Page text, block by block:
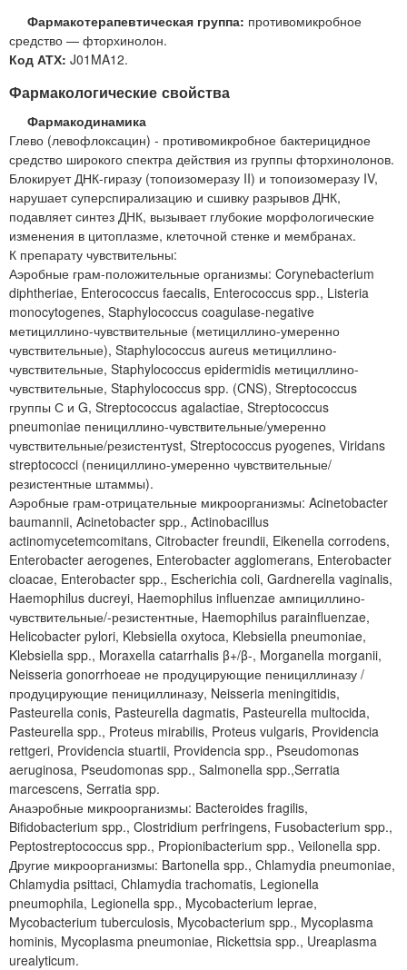
Фармакотерапевтическая группа: противомикробное
средство — фторхинолон.
Код АТХ: J01MA12.
Фармакологические свойства
Фармакодинамика
Глево (левофлоксацин) - противомикробное бактерицидное
средство широкого спектра действия из группы фторхинолонов.
Блокирует ДНК-гиразу (топоизомеразу II) и топоизомеразу IV,
нарушает суперспирализацию и сшивку разрывов ДНК,
подавляет синтез ДНК, вызывает глубокие морфологические
изменения в цитоплазме, клеточной стенке и мембранах.
К препарату чувствительны:
Аэробные грам-положительные организмы: Corynebacterium
diphtheriae, Enterococcus faecalis, Enterococcus spp., Listeria
monocytogenes, Staphylococcus coagulase-negative
метициллино-чувствительные (метициллино-умеренно
чувствительные), Staphylococcus aureus метициллино-
чувствительные, Staphylococcus epidermidis метициллино-
чувствительные, Staphylococcus spp. (CNS), Streptococcus
группы С и G, Streptococcus agalactiae, Streptococcus
pneumoniae пенициллино-чувствительные/умеренно
чувствительные/резистентyst, Streptococcus pyogenes, Viridans
streptococci (пенициллино-умеренно чувствительные/
резистентные штаммы).
Аэробные грам-отрицательные микроорганизмы: Acinetobacter
baumannii, Acinetobacter spp., Actinobacillus
actinomycetemcomitans, Citrobacter freundii, Eikenella corrodens,
Enterobacter aerogenes, Enterobacter agglomerans, Enterobacter
cloacae, Enterobacter spp., Escherichia coli, Gardnerella vaginalis,
Haemophilus ducreyi, Haemophilus influenzae ампициллино-
чувствительные/-резистентные, Haemophilus parainfluenzae,
Helicobacter pylori, Klebsiella oxytoca, Klebsiella pneumoniae,
Klebsiella spp., Moraxella catarrhalis β+/β-, Morganella morganii,
Neisseria gonorrhoeae не продуцирующие пенициллиназу /
продуцирующие пенициллиназу, Neisseria meningitidis,
Pasteurella conis, Pasteurella dagmatis, Pasteurella multocida,
Pasteurella spp., Proteus mirabilis, Proteus vulgaris, Providencia
rettgeri, Providencia stuartii, Providencia spp., Pseudomonas
aeruginosa, Pseudomonas spp., Salmonella spp.,Serratia
marcescens, Serratia spp.
Анаэробные микроорганизмы: Bacteroides fragilis,
Bifidobacterium spp., Clostridium perfringens, Fusobacterium spp.,
Peptostreptococcus spp., Propionibacterium spp., Veilonella spp.
Другие микроорганизмы: Bartonella spp., Chlamydia pneumoniae,
Chlamydia psittaci, Chlamydia trachomatis, Legionella
pneumophila, Legionella spp., Mycobacterium leprae,
Mycobacterium tuberculosis, Mycobacterium spp., Mycoplasma
hominis, Mycoplasma pneumoniae, Rickettsia spp., Ureaplasma
urealyticum.